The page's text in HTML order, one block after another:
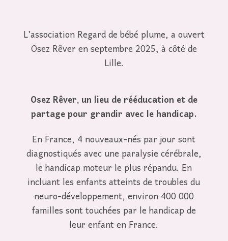
L’association Regard de bébé plume, a ouvert
Osez Rêver en septembre 2025, à côté de
Lille.
Osez Rêver, un lieu de rééducation et de
partage pour grandir avec le handicap.
En France, 4 nouveaux-nés par jour sont
diagnostiqués avec une paralysie cérébrale,
le handicap moteur le plus répandu. En
incluant les enfants atteints de troubles du
neuro-développement, environ 400 000
familles sont touchées par le handicap de
leur enfant en France.